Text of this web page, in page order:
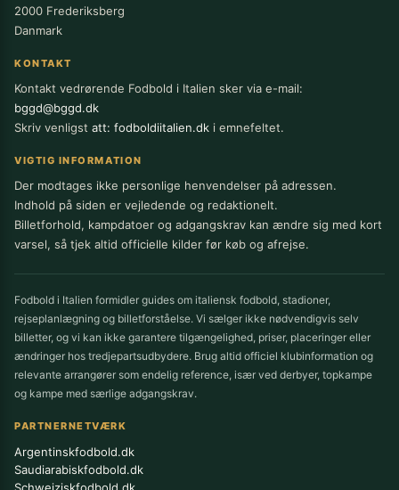
2000 Frederiksberg
Danmark
KONTAKT
Kontakt vedrørende Fodbold i Italien sker via e-mail:
bggd@bggd.dk
Skriv venligst att: fodboldiitalien.dk i emnefeltet.
VIGTIG INFORMATION
Der modtages ikke personlige henvendelser på adressen.
Indhold på siden er vejledende og redaktionelt.
Billetforhold, kampdatoer og adgangskrav kan ændre sig med kort
varsel, så tjek altid officielle kilder før køb og afrejse.
Fodbold i Italien formidler guides om italiensk fodbold, stadioner,
rejseplanlægning og billetforståelse. Vi sælger ikke nødvendigvis selv
billetter, og vi kan ikke garantere tilgængelighed, priser, placeringer eller
ændringer hos tredjepartsudbydere. Brug altid officiel klubinformation og
relevante arrangører som endelig reference, især ved derbyer, topkampe
og kampe med særlige adgangskrav.
PARTNERNETVÆRK
Argentinskfodbold.dk
Saudiarabiskfodbold.dk